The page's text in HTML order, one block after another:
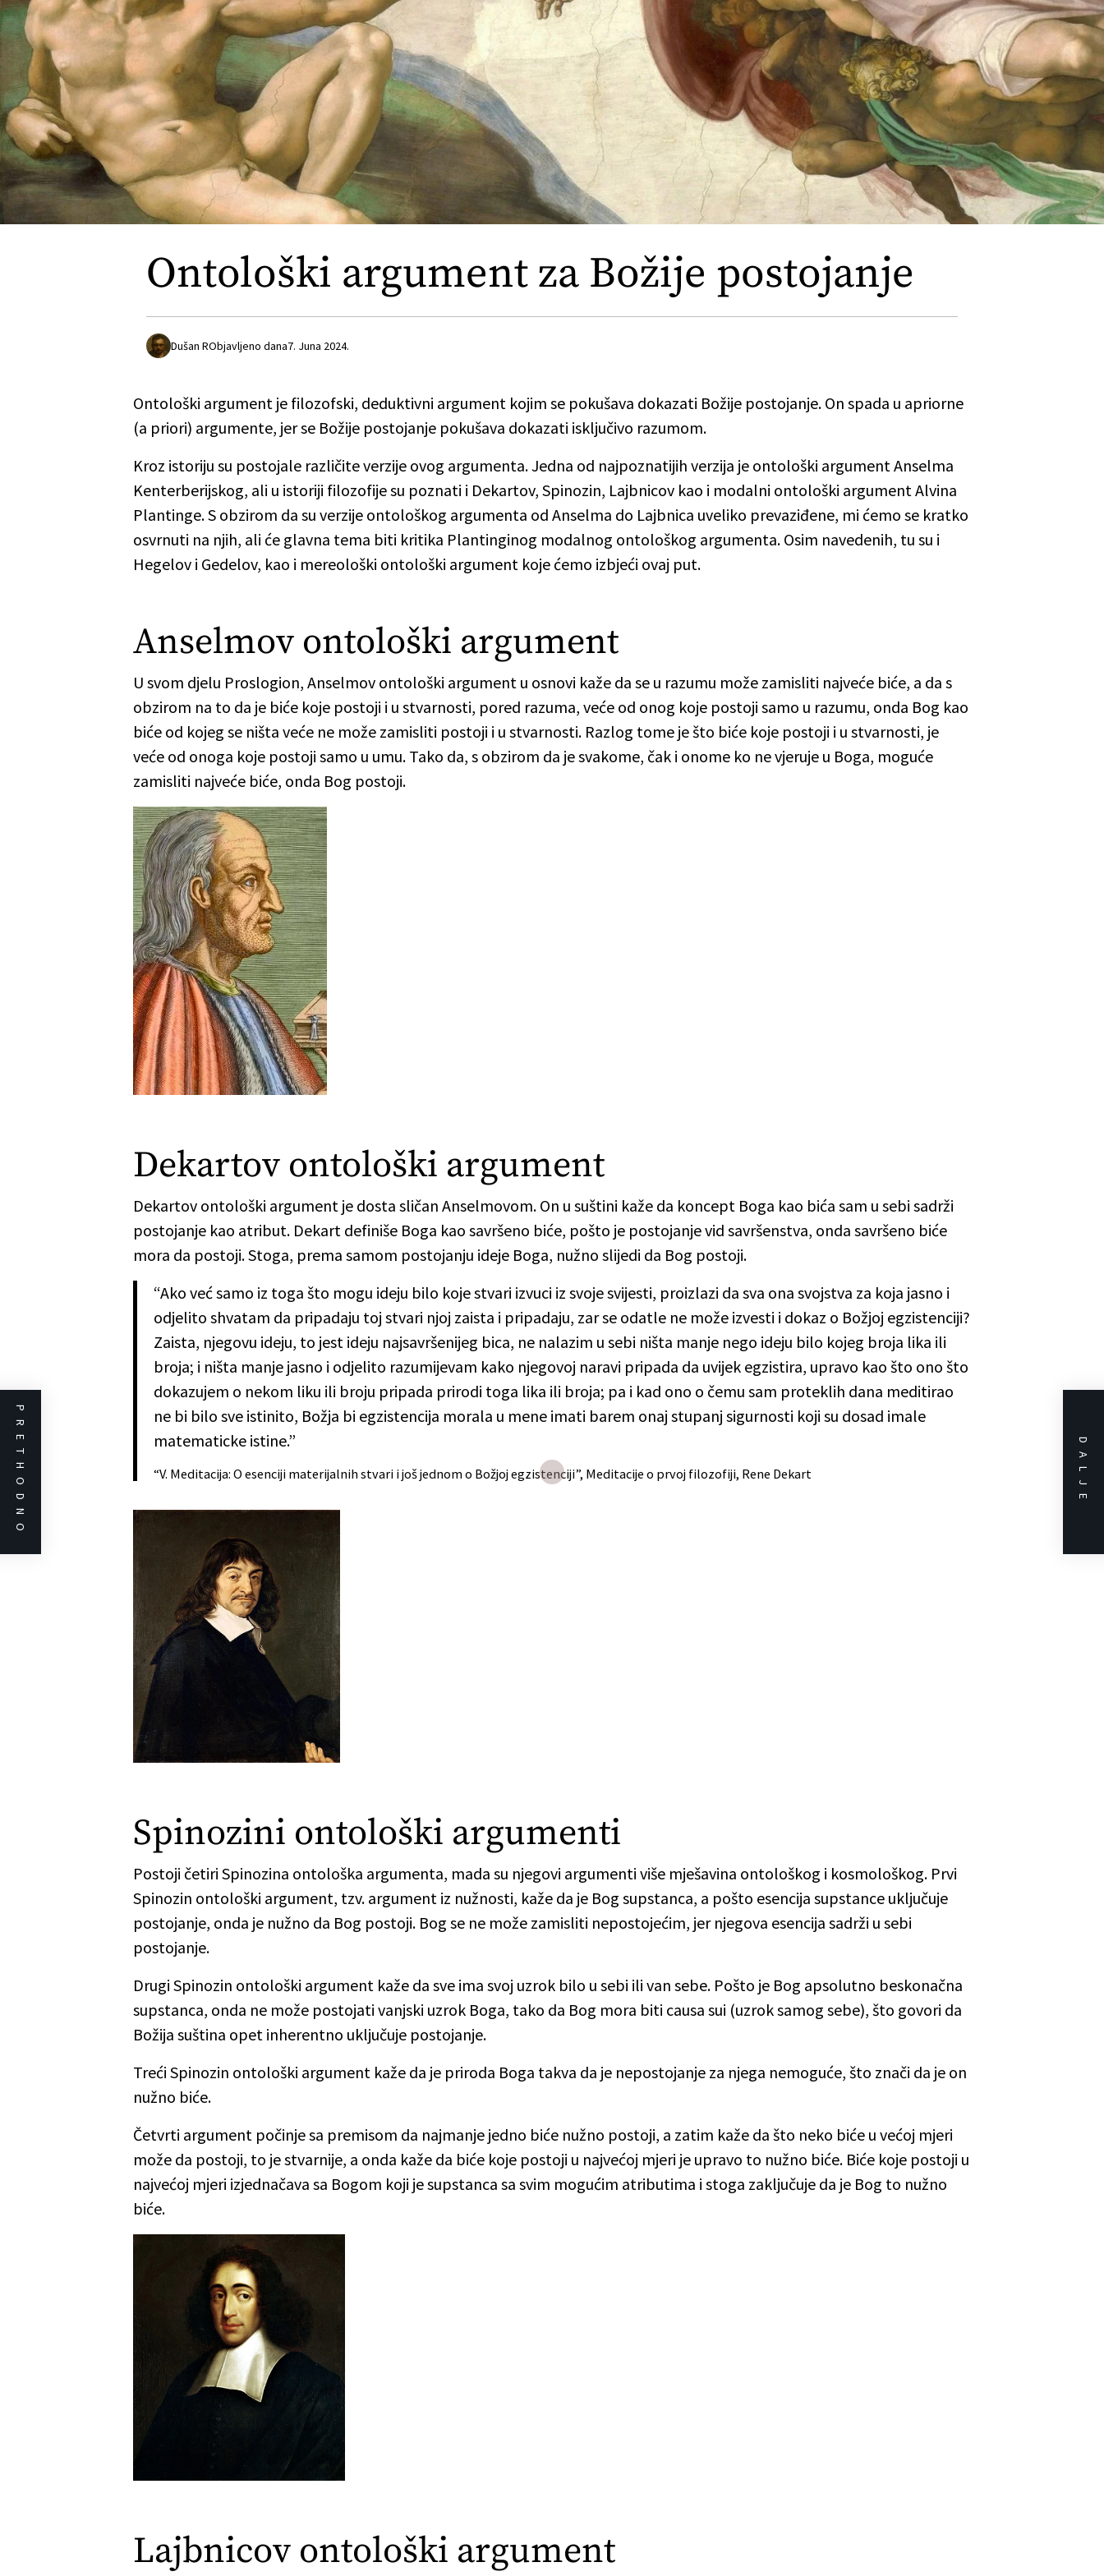
Ontološki argument za Božije postojanje
Dušan RObjavljeno dana7. Juna 2024.
Ontološki argument je filozofski, deduktivni argument kojim se pokušava dokazati Božije postojanje. On spada u apriorne
(a priori) argumente, jer se Božije postojanje pokušava dokazati isključivo razumom.
Kroz istoriju su postojale različite verzije ovog argumenta. Jedna od najpoznatijih verzija je ontološki argument Anselma
Kenterberijskog, ali u istoriji filozofije su poznati i Dekartov, Spinozin, Lajbnicov kao i modalni ontološki argument Alvina
Plantinge. S obzirom da su verzije ontološkog argumenta od Anselma do Lajbnica uveliko prevaziđene, mi ćemo se kratko
osvrnuti na njih, ali će glavna tema biti kritika Plantinginog modalnog ontološkog argumenta. Osim navedenih, tu su i
Hegelov i Gedelov, kao i mereološki ontološki argument koje ćemo izbjeći ovaj put.
Anselmov ontološki argument
U svom djelu Proslogion, Anselmov ontološki argument u osnovi kaže da se u razumu može zamisliti najveće biće, a da s
obzirom na to da je biće koje postoji i u stvarnosti, pored razuma, veće od onog koje postoji samo u razumu, onda Bog kao
biće od kojeg se ništa veće ne može zamisliti postoji i u stvarnosti. Razlog tome je što biće koje postoji i u stvarnosti, je
veće od onoga koje postoji samo u umu. Tako da, s obzirom da je svakome, čak i onome ko ne vjeruje u Boga, moguće
zamisliti najveće biće, onda Bog postoji.
Dekartov ontološki argument
Dekartov ontološki argument je dosta sličan Anselmovom. On u suštini kaže da koncept Boga kao bića sam u sebi sadrži
postojanje kao atribut. Dekart definiše Boga kao savršeno biće, pošto je postojanje vid savršenstva, onda savršeno biće
mora da postoji. Stoga, prema samom postojanju ideje Boga, nužno slijedi da Bog postoji.
“Ako već samo iz toga što mogu ideju bilo koje stvari izvuci iz svoje svijesti, proizlazi da sva ona svojstva za koja jasno i
odjelito shvatam da pripadaju toj stvari njoj zaista i pripadaju, zar se odatle ne može izvesti i dokaz o Božjoj egzistenciji?
Zaista, njegovu ideju, to jest ideju najsavršenijeg bica, ne nalazim u sebi ništa manje nego ideju bilo kojeg broja lika ili
broja; i ništa manje jasno i odjelito razumijevam kako njegovoj naravi pripada da uvijek egzistira, upravo kao što ono što
dokazujem o nekom liku ili broju pripada prirodi toga lika ili broja; pa i kad ono o čemu sam proteklih dana meditirao
ne bi bilo sve istinito, Božja bi egzistencija morala u mene imati barem onaj stupanj sigurnosti koji su dosad imale
matematicke istine.”
“V. Meditacija: O esenciji materijalnih stvari i još jednom o Božjoj egzistenciji”, Meditacije o prvoj filozofiji, Rene Dekart
Spinozini ontološki argumenti
Postoji četiri Spinozina ontološka argumenta, mada su njegovi argumenti više mješavina ontološkog i kosmološkog. Prvi
Spinozin ontološki argument, tzv. argument iz nužnosti, kaže da je Bog supstanca, a pošto esencija supstance uključuje
postojanje, onda je nužno da Bog postoji. Bog se ne može zamisliti nepostojećim, jer njegova esencija sadrži u sebi
postojanje.
Drugi Spinozin ontološki argument kaže da sve ima svoj uzrok bilo u sebi ili van sebe. Pošto je Bog apsolutno beskonačna
supstanca, onda ne može postojati vanjski uzrok Boga, tako da Bog mora biti causa sui (uzrok samog sebe), što govori da
Božija suština opet inherentno uključuje postojanje.
Treći Spinozin ontološki argument kaže da je priroda Boga takva da je nepostojanje za njega nemoguće, što znači da je on
nužno biće.
Četvrti argument počinje sa premisom da najmanje jedno biće nužno postoji, a zatim kaže da što neko biće u većoj mjeri
može da postoji, to je stvarnije, a onda kaže da biće koje postoji u najvećoj mjeri je upravo to nužno biće. Biće koje postoji u
najvećoj mjeri izjednačava sa Bogom koji je supstanca sa svim mogućim atributima i stoga zaključuje da je Bog to nužno
biće.
Lajbnicov ontološki argument
PRETHODNO DALJE